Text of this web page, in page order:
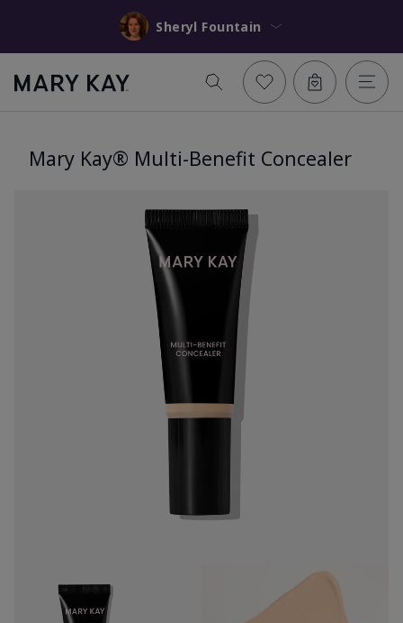
Sheryl Fountain
Mary Kay® Multi-Benefit Concealer